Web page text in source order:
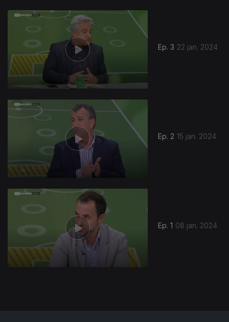
Ep. 3 22 jan. 2024
Ep. 2 15 jan. 2024
Ep. 1 08 jan. 2024
739885